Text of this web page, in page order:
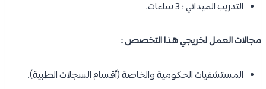
التدريب الميداني : 3 ساعات.
مجالات العمل لخريجي هذا التخصص :
المستشفيات الحكومية والخاصة (أقسام السجلات الطبية).